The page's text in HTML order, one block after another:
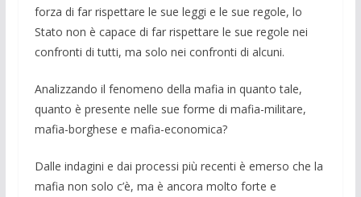
forza di far rispettare le sue leggi e le sue regole, lo
Stato non è capace di far rispettare le sue regole nei
confronti di tutti, ma solo nei confronti di alcuni.
Analizzando il fenomeno della mafia in quanto tale,
quanto è presente nelle sue forme di mafia-militare,
mafia-borghese e mafia-economica?
Dalle indagini e dai processi più recenti è emerso che la
mafia non solo c’è, ma è ancora molto forte e